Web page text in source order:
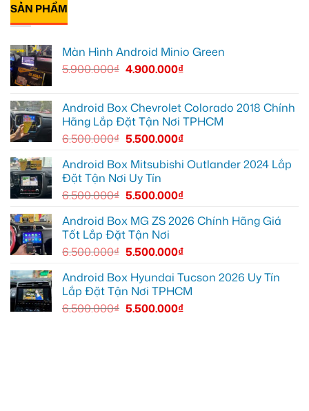
Quận
9
vì
thiếu
ích
Quận
1,
nâng
bi
gầm
ô
Ford
Everest
tại
ánh
sáng
tốt
luận
ở
Anh
Camera
trình
XL7
tại
Quận
để
mọi
cung
đường
SẢN PHẨM
Màn Hình Android Minio Green
5.900.000₫ 4.900.000₫
Android Box Chevrolet Colorado 2018 Chính
Hãng Lắp Đặt Tận Nơi TPHCM
6.500.000₫ 5.500.000₫
Android Box Mitsubishi Outlander 2024 Lắp
Đặt Tận Nơi Uy Tín
6.500.000₫ 5.500.000₫
Android Box MG ZS 2026 Chính Hãng Giá
Tốt Lắp Đặt Tận Nơi
6.500.000₫ 5.500.000₫
Android Box Hyundai Tucson 2026 Uy Tín
Lắp Đặt Tận Nơi TPHCM
6.500.000₫ 5.500.000₫